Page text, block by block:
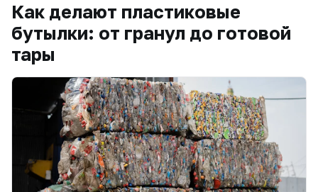
Как делают пластиковые
бутылки: от гранул до готовой
тары